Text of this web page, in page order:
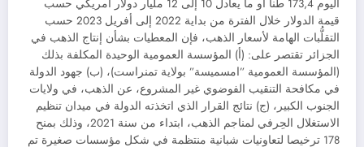
اليوم 173,4 طنا أو ما يعادل 10 إلى 12 مليار دولار أمريكي حسب
قيمة الدولار خلال الفترة من بداية 2022 إلى أفريل 2023 حسب
التقلُّبات الهامة لأسعار الذهب، فإن المعطيات بشأن إنتاج الذهب في
الجزائر تقتصر على: (أ) المؤسسة العمومية الوحيدة المكلفة بذلك
(المؤسسة العمومية ”امسميسة” بولاية تمنراست)، (ب) جهود الدولة
في مكافحة التنقيب الفوضوي غير المشروع، عن الذهب، في ولايات
الجنوب الكبير، (ج) نتائج القرار الذي اتخذته الدولة في ميدان تنظيم
الاستغلال الحِرفي لمناجم الذهب، ابتداء من سنة 2021، وذلك بمنح
178 ترخيصا لتعاونيات شبانية منتظمة في شكل مؤسسات صغيرة تم